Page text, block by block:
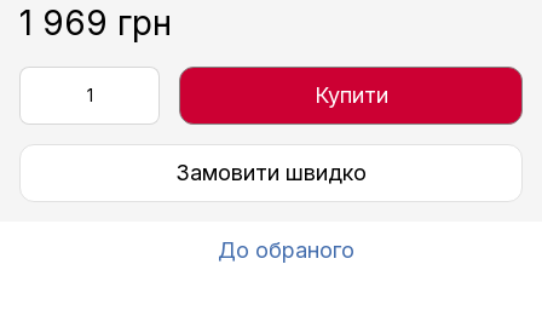
1 969 грн
Купити
Замовити швидко
До обраного